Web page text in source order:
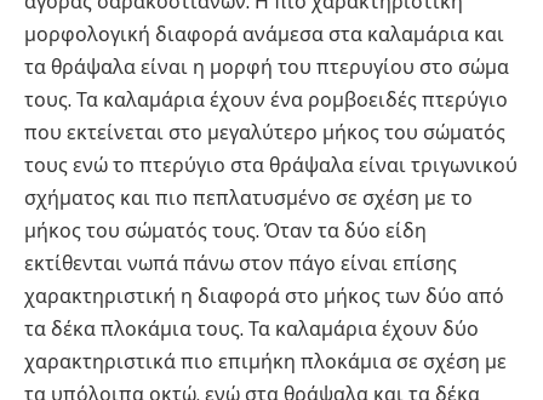
μορφολογική διαφορά ανάμεσα στα καλαμάρια και
τα θράψαλα είναι η μορφή του πτερυγίου στο σώμα
τους. Τα καλαμάρια έχουν ένα ρομβοειδές πτερύγιο
που εκτείνεται στο μεγαλύτερο μήκος του σώματός
τους ενώ το πτερύγιο στα θράψαλα είναι τριγωνικού
σχήματος και πιο πεπλατυσμένο σε σχέση με το
μήκος του σώματός τους. Όταν τα δύο είδη
εκτίθενται νωπά πάνω στον πάγο είναι επίσης
χαρακτηριστική η διαφορά στο μήκος των δύο από
τα δέκα πλοκάμια τους. Τα καλαμάρια έχουν δύο
χαρακτηριστικά πιο επιμήκη πλοκάμια σε σχέση με
τα υπόλοιπα οκτώ, ενώ στα θράψαλα και τα δέκα